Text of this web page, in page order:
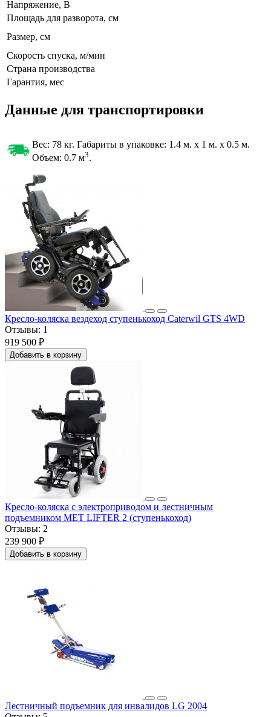
Напряжение, В
Площадь для разворота, см
Размер, см
Скорость спуска, м/мин
Страна производства
Гарантия, мес
Данные для транспортировки
Вес: 78 кг. Габариты в упаковке: 1.4 м. x 1 м. x 0.5 м.
Объем: 0.7 м3.
Кресло-коляска вездеход ступенькоход Caterwil GTS 4WD
Отзывы: 1
919 500 ₽
Добавить в корзину
Кресло-коляска с электроприводом и лестничным
подъемником MET LIFTER 2 (ступенькоход)
Отзывы: 2
239 900 ₽
Добавить в корзину
Лестничный подъемник для инвалидов LG 2004